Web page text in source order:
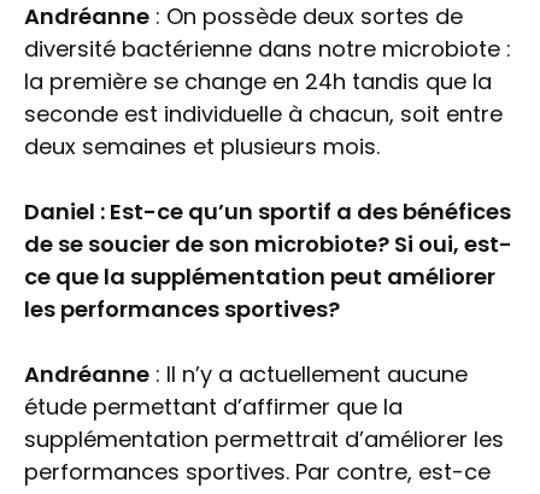
Andréanne : On possède deux sortes de
diversité bactérienne dans notre microbiote :
la première se change en 24h tandis que la
seconde est individuelle à chacun, soit entre
deux semaines et plusieurs mois.
Daniel : Est-ce qu’un sportif a des bénéfices
de se soucier de son microbiote? Si oui, est-
ce que la supplémentation peut améliorer
les performances sportives?
Andréanne : Il n’y a actuellement aucune
étude permettant d’affirmer que la
supplémentation permettrait d’améliorer les
performances sportives. Par contre, est-ce